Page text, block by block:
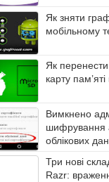
Як зняти
мобільному
Як
карту
Вимкнено
шифрування
облікових
Три нові
Razr: